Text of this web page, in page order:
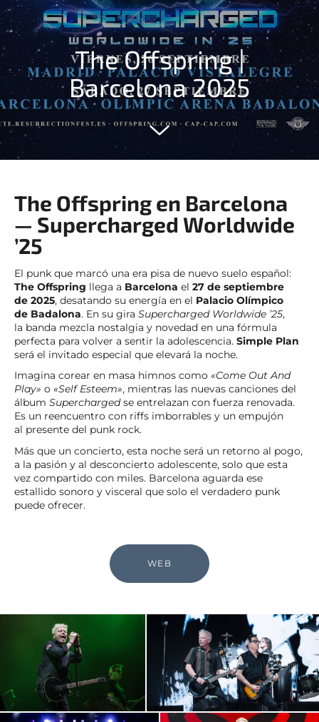
The Offspring |
Barcelona 2025
The Offspring en Barcelona
— Supercharged Worldwide
’25
El punk que marcó una era pisa de nuevo suelo español:
The Offspring llega a Barcelona el 27 de septiembre
de 2025, desatando su energía en el Palacio Olímpico
de Badalona. En su gira Supercharged Worldwide ’25,
la banda mezcla nostalgia y novedad en una fórmula
perfecta para volver a sentir la adolescencia. Simple Plan
será el invitado especial que elevará la noche.
Imagina corear en masa himnos como «Come Out And
Play» o «Self Esteem», mientras las nuevas canciones del
álbum Superchargedse entrelazan con fuerza renovada.
Es un reencuentro con riffs imborrables y un empujón
al presente del punk rock.
Más que un concierto, esta noche será un retorno al pogo,
a la pasión y al desconcierto adolescente, solo que esta
vez compartido con miles. Barcelona aguarda ese
estallido sonoro y visceral que solo el verdadero punk
puede ofrecer.
WEB